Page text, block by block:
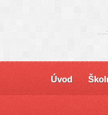
Úvod